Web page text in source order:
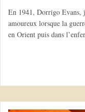
En 1941, Dorrigo Evans,
amoureux lorsque la
en Orient puis dans